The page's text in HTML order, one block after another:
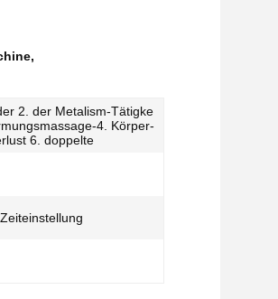
,
2. der Metalism-Tätigke
4. Körper-
6. doppelte